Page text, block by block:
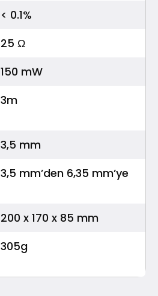
< 0.1%
25 Ω
150 mW
3m
3,5 mm
3,5 mm’den 6,35 mm’ye
200 x 170 x 85 mm
305g